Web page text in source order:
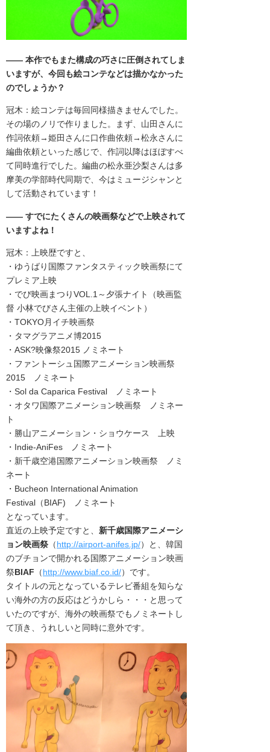
―― 本作でもまた構成の巧さに圧倒されてしま
いますが、 今回も絵コンテなどは描かなかった
のでしょうか？
冠木：絵コンテは毎回同様描きませんでした。
その場のノリで作りました。
まず、山田さんに
作詞依頼→姫田さんに口作曲依頼→松永さんに
編曲依頼といった感じで、作詞以降はほぼすべ
て同時進行でした。 編曲の松永亜沙梨さんは多
摩美の学部時代同期で、 今はミュージシャンと
して活動されています！
―― すでにたくさんの映画祭などで上映されて
いますよね！
冠木：上映歴ですと、
・ゆうばり国際ファンタスティック映画祭にて
プレミア上映
・でび映画まつりVOL.1～夕張ナイト（映画監
督 小林でびさん主催の上映イベント）
・TOKYO月イチ映画祭
・タマグラアニメ博2015
・ASK?映像祭2015 ノミネート
・ファントーシュ国際アニメーション映画祭
2015 ノミネート
・Sol da Caparica Festival ノミネート
・オタワ国際アニメーション映画祭 ノミネー
ト
・勝山アニメーション・ショウケース 上映
・Indie-AniFes ノミネート
・新千歳空港国際アニメーション映画祭 ノミ
ネート
・Bucheon International Animation
Festival（BIAF) ノミネート
となっています。
直近の上映予定ですと、 新千歳国際アニメーシ
ョン映画祭 （http://airport-anifes.jp/）と、 韓国
のブチョンで開かれる国際アニメーション映画
祭BIAF （http://www.biaf.co.id/）です。
タイトルの元となっているテレビ番組を知らな
い海外の方の反応はどうかしら・・・ と思って
いたのですが、海外の映画祭でもノミネートし
て頂き、
うれしいと同時に意外です。